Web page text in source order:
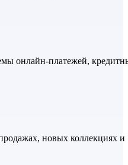
онлайн-платежей,
новых коллекциях и